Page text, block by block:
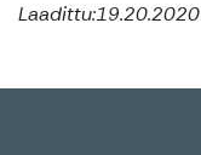
Laadittu:19.20.2020